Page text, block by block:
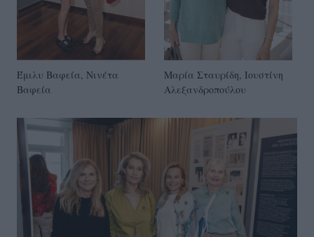
Έμιλυ Βαφεία, Νινέτα
Βαφεία
Μαρία Σταυρίδη, Ιουστίνη
Αλεξανδροπούλου